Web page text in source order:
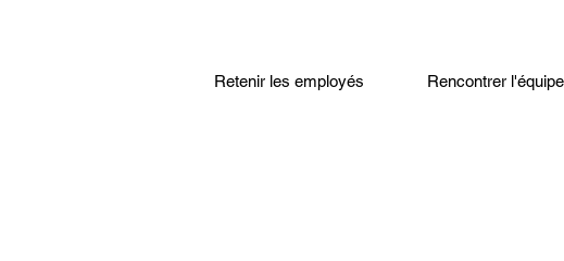
Retenir les employés Rencontrer l'équipe